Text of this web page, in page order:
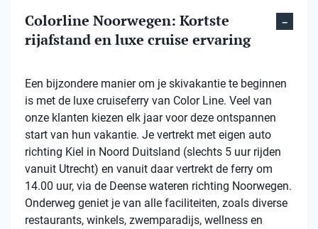
Colorline Noorwegen: Kortste
rijafstand en luxe cruise ervaring
Een bijzondere manier om je skivakantie te beginnen
is met de luxe cruiseferry van Color Line. Veel van
onze klanten kiezen elk jaar voor deze ontspannen
start van hun vakantie. Je vertrekt met eigen auto
richting Kiel in Noord Duitsland (slechts 5 uur rijden
vanuit Utrecht) en vanuit daar vertrekt de ferry om
14.00 uur, via de Deense wateren richting Noorwegen.
Onderweg geniet je van alle faciliteiten, zoals diverse
restaurants, winkels, zwemparadijs, wellness en